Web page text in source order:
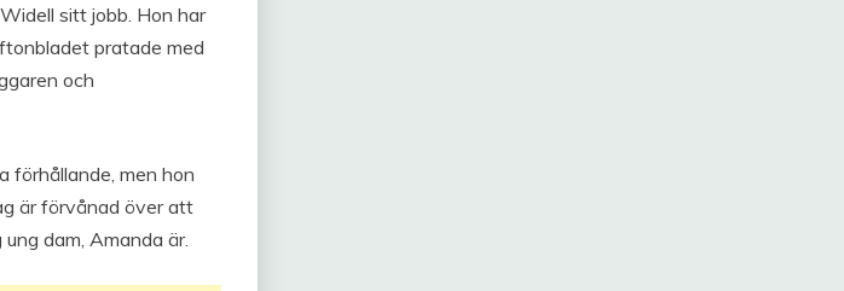
sitt jobb. Hon har
pratade med
och
förhållande, men hon
är förvånad över att
dam, Amanda är.